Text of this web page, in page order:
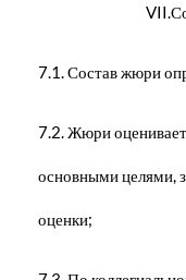
VII.Состав
7.1. Состав жюри
7.2. Жюри оценивает
основными целями,
оценки;